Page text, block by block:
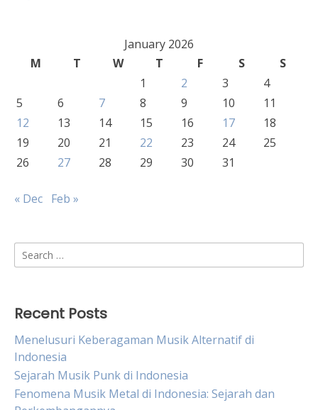
January 2026
M
T W T F S
S
1
2 3
4
5
6 7 8 9 10
11
12
13 14 15 16 17
18
19
20 21 22 23 24
25
26
27 28 29 30 31
« Dec Feb »
Search
for:
Recent Posts
Menelusuri Keberagaman Musik Alternatif di
Indonesia
Sejarah Musik Punk di Indonesia
Fenomena Musik Metal di Indonesia: Sejarah dan